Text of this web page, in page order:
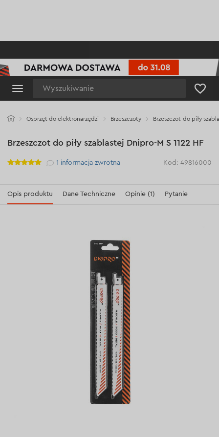
Osprzęt do elektronarzędzi Brzeszczoty Brzeszczot do piły
Brzeszczot do piły szablastej Dnipro-M S 1122 HF
Рейтинг 1 informacja zwrotna Kod: 49816000
Opis produktu Dane Techniczne Opinie (1) Pytanie